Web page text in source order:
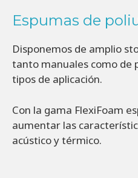
Espumas de
Disponemos de amplio
tanto manuales como de
tipos de aplicación.
Con la gama FlexiFoam
aumentar las
acústico y térmico.